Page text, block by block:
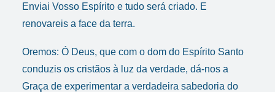
Enviai Vosso Espírito e tudo será criado. E
renovareis a face da terra.
Oremos: Ó Deus, que com o dom do Espírito Santo
conduzis os cristãos à luz da verdade, dá-nos a
Graça de experimentar a verdadeira sabedoria do